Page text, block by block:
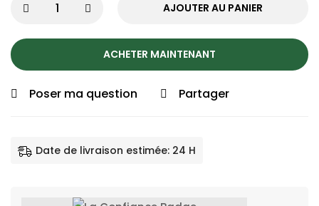
AJOUTER AU PANIER
ACHETER MAINTENANT
Poser ma question Partager
Date de livraison estimée: 24 H